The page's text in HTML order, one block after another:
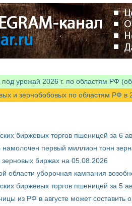
урожай 2026 г. по областям РФ
и зернобобовых по областям РФ в
биржевых торгов пшеницей за 6
намолочен первый миллион тонн
зерновых биржах на 05.08.2026
области уборочная кампания
биржевых торгов пшеницей за 5
из РФ в августе может составить